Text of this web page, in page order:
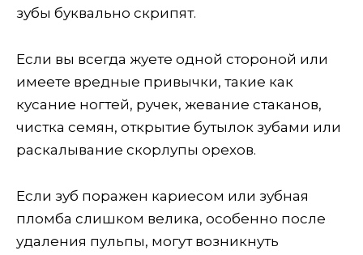
зубы буквально скрипят.
Если вы всегда жуете одной стороной или
имеете вредные привычки, такие как
кусание ногтей, ручек, жевание стаканов,
чистка семян, открытие бутылок зубами или
раскалывание скорлупы орехов.
Если зуб поражен кариесом или зубная
пломба слишком велика, особенно после
удаления пульпы, могут возникнуть